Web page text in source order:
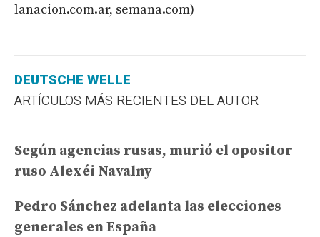
lanacion.com.ar, semana.com)
DEUTSCHE WELLE
ARTÍCULOS MÁS RECIENTES DEL AUTOR
Según agencias rusas, murió el opositor
ruso Alexéi Navalny
Pedro Sánchez adelanta las elecciones
generales en España